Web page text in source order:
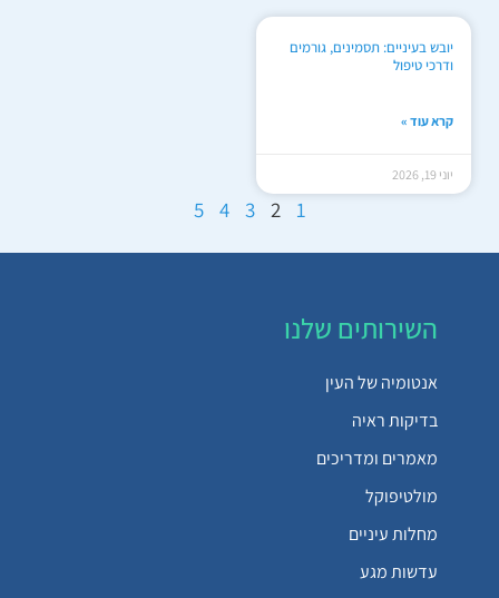
יובש בעיניים: תסמינים, גורמים
ודרכי טיפול
קרא עוד »
יוני 19, 2026
1
2
3
4
5
השירותים שלנו
אנטומיה של העין
בדיקות ראיה
מאמרים ומדריכים
מולטיפוקל
מחלות עיניים
עדשות מגע